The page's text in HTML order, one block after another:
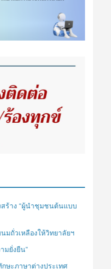
สร้าง “ผู้นำชุมชนต้นแบบ
มถั่วเหลืองให้วิทยาลัยฯ
มยั่งยืน”
ษะภาษาต่างประเทศ